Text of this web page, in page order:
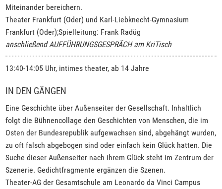
Miteinander bereichern.
Theater Frankfurt (Oder) und Karl-Liebknecht-Gymnasium
Frankfurt (Oder);Spielleitung: Frank Radüg
anschließend AUFFÜHRUNGSGESPRÄCH am KriTisch
13:40-14:05 Uhr, intimes theater, ab 14 Jahre
IN DEN GÄNGEN
Eine Geschichte über Außenseiter der Gesellschaft. Inhaltlich
folgt die Bühnencollage den Geschichten von Menschen, die im
Osten der Bundesrepublik aufgewachsen sind, abgehängt wurden,
zu oft falsch abgebogen sind oder einfach kein Glück hatten. Die
Suche dieser Außenseiter nach ihrem Glück steht im Zentrum der
Szenerie. Gedichtfragmente ergänzen die Szenen.
Theater-AG der Gesamtschule am Leonardo da Vinci Campus